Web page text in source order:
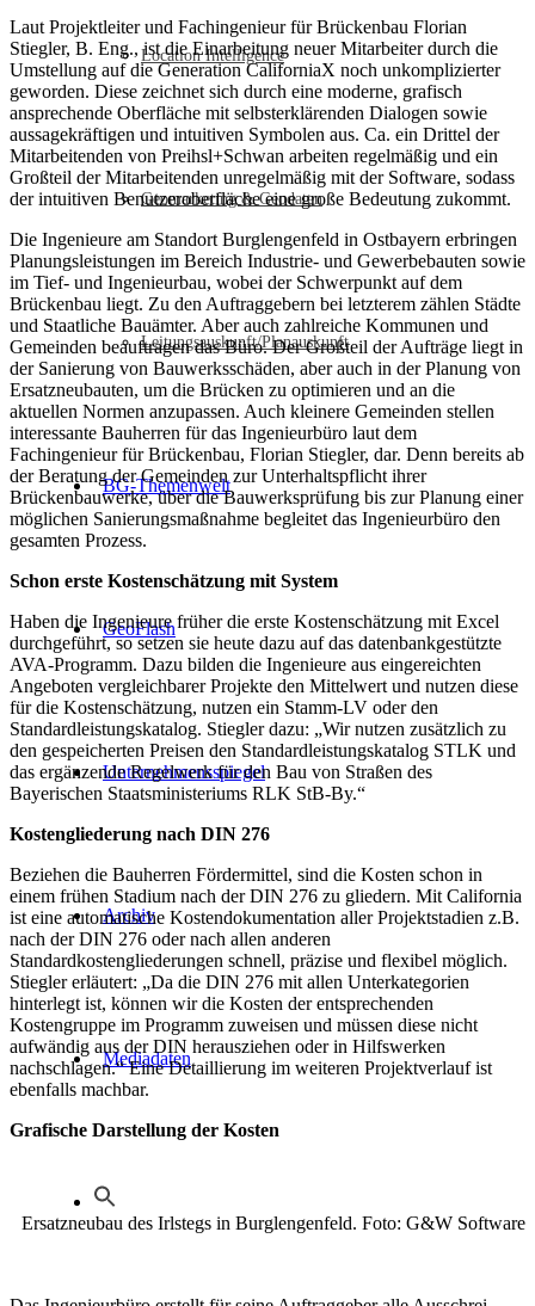
Location Intelligence
Geomarketing & Geodaten
Leitungsauskunft/Planauskunft
BG-Themenwelt
GeoFlash
Unternehmensspiegel
Archiv
Mediadaten
Laut Projektleiter und Fachingenieur für Brückenbau Florian
Stiegler, B. Eng., ist die Einarbeitung neuer Mitarbeiter durch die
Umstellung auf die Generation CaliforniaX noch unkomplizierter
geworden. Diese zeichnet sich durch eine moderne, grafisch
ansprechende Oberfläche mit selbsterklärenden Dialogen sowie
aussagekräftigen und intuitiven Symbolen aus. Ca. ein Drittel der
Mitarbeitenden von Preihsl+Schwan arbeiten regelmäßig und ein
Großteil der Mitarbeitenden unregelmäßig mit der Software, sodass
der intuitiven Benutzeroberfläche eine große Bedeutung zukommt.
Die Ingenieure am Standort Burglengenfeld in Ostbayern erbringen
Planungsleistungen im Bereich Industrie- und Gewerbebauten sowie
im Tief- und Ingenieurbau, wobei der Schwerpunkt auf dem
Brückenbau liegt. Zu den Auftraggebern bei letzterem zählen Städte
und Staatliche Bauämter. Aber auch zahlreiche Kommunen und
Gemeinden beauftragen das Büro. Der Großteil der Aufträge liegt in
der Sanierung von Bauwerksschäden, aber auch in der Planung von
Ersatzneubauten, um die Brücken zu optimieren und an die
aktuellen Normen anzupassen. Auch kleinere Gemeinden stellen
interessante Bauherren für das Ingenieurbüro laut dem
Fachingenieur für Brückenbau, Florian Stiegler, dar. Denn bereits ab
der Beratung der Gemeinden zur Unterhaltspflicht ihrer
Brückenbauwerke, über die Bauwerksprüfung bis zur Planung einer
möglichen Sanierungsmaßnahme begleitet das Ingenieurbüro den
gesamten Prozess.
Schon erste Kostenschätzung mit System
Haben die Ingenieure früher die erste Kostenschätzung mit Excel
durchgeführt, so setzen sie heute dazu auf das datenbankgestützte
AVA-Programm. Dazu bilden die Ingenieure aus eingereichten
Angeboten vergleichbarer Projekte den Mittelwert und nutzen diese
für die Kostenschätzung, nutzen ein Stamm-LV oder den
Standardleistungskatalog. Stiegler dazu: „Wir nutzen zusätzlich zu
den gespeicherten Preisen den Standardleistungskatalog STLK und
das ergänzende Regelwerk für den Bau von Straßen des
Bayerischen Staatsministeriums RLK StB-By.“
Kostengliederung nach DIN 276
Beziehen die Bauherren Fördermittel, sind die Kosten schon in
einem frühen Stadium nach der DIN 276 zu gliedern. Mit California
ist eine automatische Kostendokumentation aller Projektstadien z.B.
nach der DIN 276 oder nach allen anderen
Standardkostengliederungen schnell, präzise und flexibel möglich.
Stiegler erläutert: „Da die DIN 276 mit allen Unterkategorien
hinterlegt ist, können wir die Kosten der entsprechenden
Kostengruppe im Programm zuweisen und müssen diese nicht
aufwändig aus der DIN herausziehen oder in Hilfswerken
nachschlagen.“ Eine Detaillierung im weiteren Projektverlauf ist
ebenfalls machbar.
Grafische Darstellung der Kosten
Ersatzneubau des Irlstegs in Burglengenfeld. Foto: G&W Software